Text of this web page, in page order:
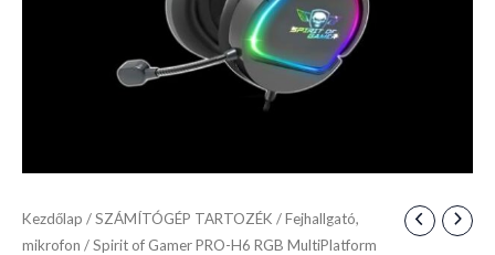
Kezdőlap /SZÁMÍTÓGÉP TARTOZÉK /Fejhallgató,
mikrofon / Spirit of Gamer PRO-H6 RGB MultiPlatform